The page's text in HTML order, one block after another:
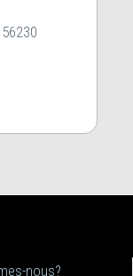
nous?